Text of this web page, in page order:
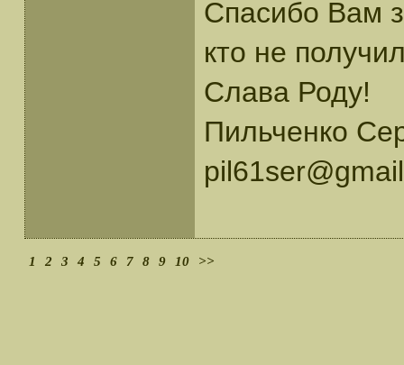
Спасибо Вам
кто не
Слава Роду!
Пильченко
1 2 3 4 5 6 7 8 9 10 >>